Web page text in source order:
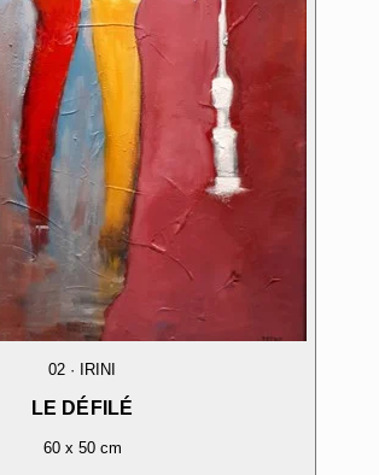
02 · IRINI
LE DÉFILÉ
60 x 50 cm